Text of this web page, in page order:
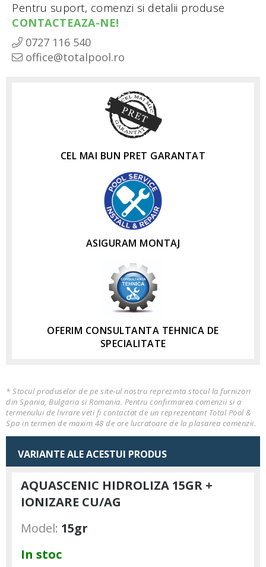
Pentru suport, comenzi si detalii produse
CONTACTEAZA-NE!
0727 116 540
office@totalpool.ro
CEL MAI BUN PRET GARANTAT
ASIGURAM MONTAJ
OFERIM CONSULTANTA TEHNICA DE
SPECIALITATE
* Stocul produselor de pe site-ul nostru reprezinta stocul la furnizori
din Spania, Bulgaria si Romania. Pentru confirmarea comenzii si a
termenului de livrare veti fi contactat de un reprezentant Total Pool &
Spa in termen de maxim 48 de ore lucratoare de la plasarea comenzii.
VARIANTE ALE ACESTUI PRODUS
AQUASCENIC HIDROLIZA 15GR +
IONIZARE CU/AG
Model: 15gr
In stoc